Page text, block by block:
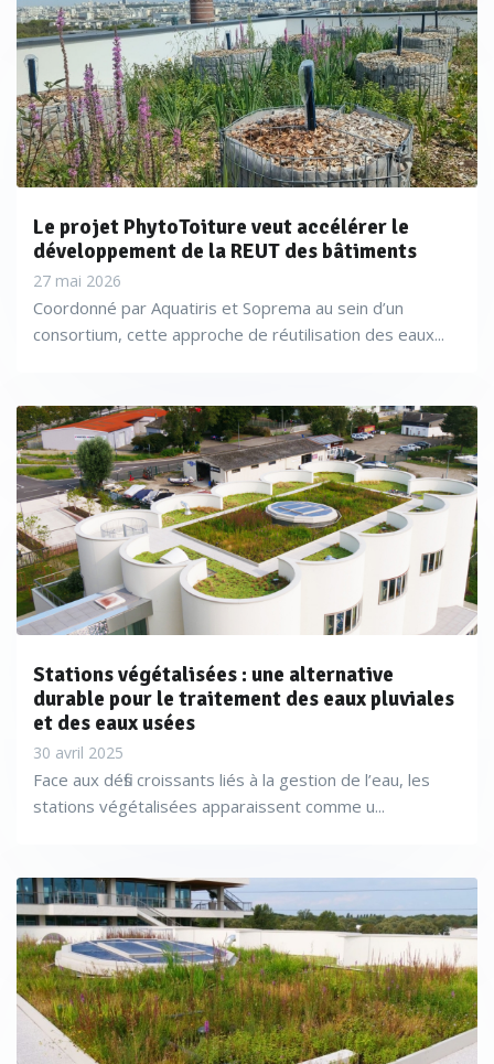
Le projet PhytoToiture veut accélérer le
développement de la REUT des bâtiments
27 mai 2026
Coordonné par Aquatiris et Soprema au sein d’un
consortium, cette approche de réutilisation des eaux...
Stations végétalisées : une alternative
durable pour le traitement des eaux pluviales
et des eaux usées
30 avril 2025
Face aux défis croissants liés à la gestion de l’eau, les
stations végétalisées apparaissent comme u...